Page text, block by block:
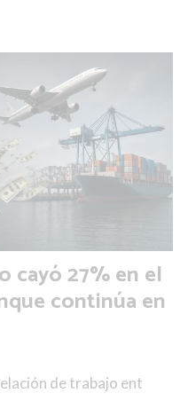
cayó 27% en el
continúa en
de trabajo ent